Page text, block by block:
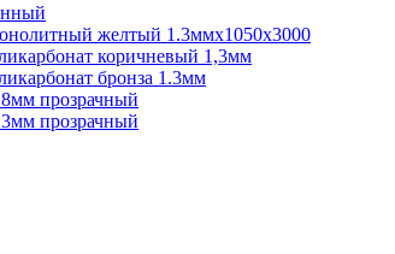
желтый 1.3ммх1050х3000
коричневый 1,3мм
бронза 1.3мм
прозрачный
прозрачный